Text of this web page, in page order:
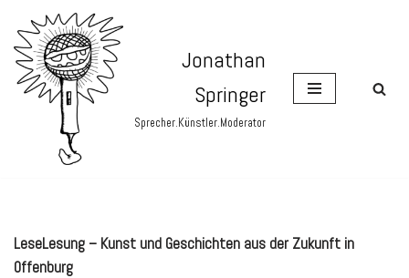
Zum
Inhalt
springen
Jonathan
Springer
Sprecher.Künstler.Moderator
LeseLesung – Kunst und Geschichten aus der Zukunft in
Offenburg